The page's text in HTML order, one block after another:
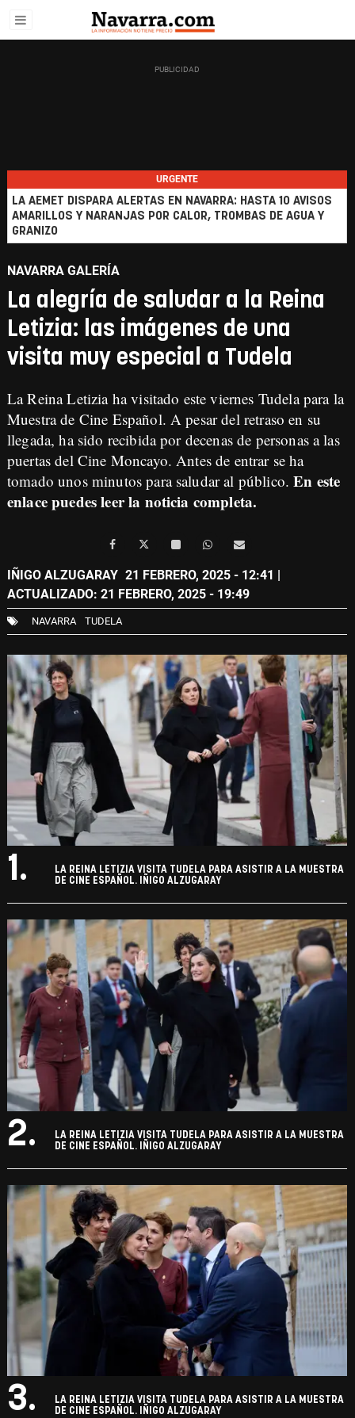
URGENTE
LA AEMET DISPARA ALERTAS EN NAVARRA: HASTA 10 AVISOS
AMARILLOS Y NARANJAS POR CALOR, TROMBAS DE AGUA Y
GRANIZO
NAVARRA GALERÍA
La alegría de saludar a la Reina
Letizia: las imágenes de una
visita muy especial a Tudela
La Reina Letizia ha visitado este viernes Tudela para la
Muestra de Cine Español. A pesar del retraso en su
llegada, ha sido recibida por decenas de personas a las
puertas del Cine Moncayo. Antes de entrar se ha
tomado unos minutos para saludar al público.En este
enlace puedes leer la noticia completa.
IÑIGO ALZUGARAY 21 FEBRERO, 2025 - 12:41 |
ACTUALIZADO: 21 FEBRERO, 2025 - 19:49
NAVARRA TUDELA
1.
LA REINA LETIZIA VISITA TUDELA PARA ASISTIR A LA MUESTRA
DE CINE ESPAÑOL. IÑIGO ALZUGARAY
2.
LA REINA LETIZIA VISITA TUDELA PARA ASISTIR A LA MUESTRA
DE CINE ESPAÑOL. IÑIGO ALZUGARAY
3.
LA REINA LETIZIA VISITA TUDELA PARA ASISTIR A LA MUESTRA
DE CINE ESPAÑOL. IÑIGO ALZUGARAY